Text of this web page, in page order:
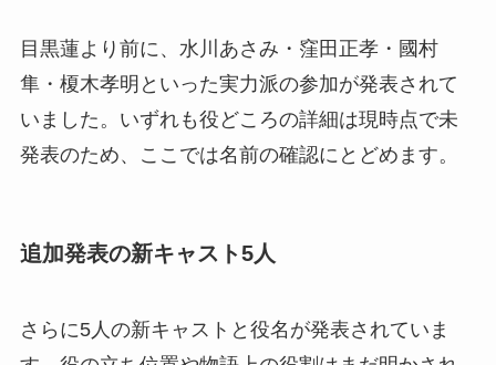
目黒蓮より前に、水川あさみ・窪田正孝・國村
隼・榎木孝明といった実力派の参加が発表されて
いました。いずれも役どころの詳細は現時点で未
発表のため、ここでは名前の確認にとどめます。
追加発表の新キャスト5人
さらに5人の新キャストと役名が発表されていま